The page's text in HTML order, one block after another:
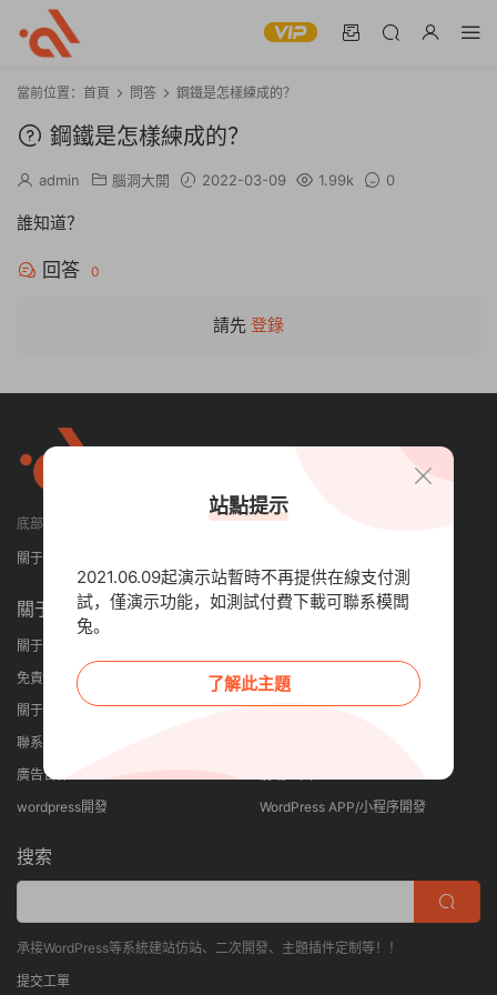
當前位置： 首頁 問答 鋼鐵是怎樣練成的？
鋼鐵是怎樣練成的？
admin 腦洞大開 2022-03-09 1.99k 0
誰知道？
回答 0
請先 登錄
底部小工具可設置顯示4列或者5列
關于我們
關于
關于我們
免責申明
關于隐私
聯系我們
廣告合作
wordpress開發
其他
網站案例
主題作品
WordPress APP/小程序開發
搜索
承接WordPress等系統建站仿站、二次開發、主題插件定制等！！
提交工單
站點提示
2021.06.09起演示站暫時不再提供在線支付測
試，僅演示功能，如測試付費下載可聯系模闆
兔。
了解此主題